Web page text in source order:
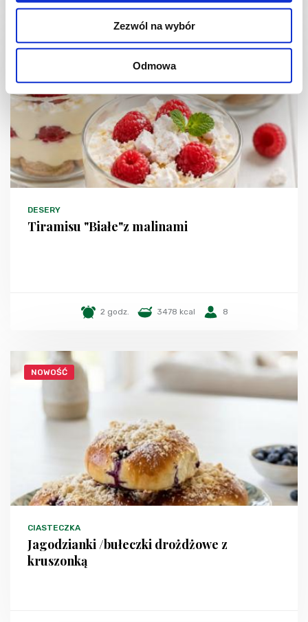
Zezwól na wybór
Odmowa
DESERY
Tiramisu "Białe"z malinami
2 godz. 3478 kcal 8
NOWOŚĆ
CIASTECZKA
Jagodzianki /bułeczki drożdżowe z
kruszonką